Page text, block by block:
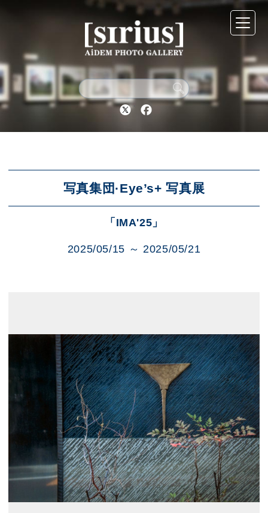
Twitter Facebook
写真集団·Eye’s+ 写真展
「IMA'25」
2025/05/15 ～ 2025/05/21
シリウスについて
展示スケジュール